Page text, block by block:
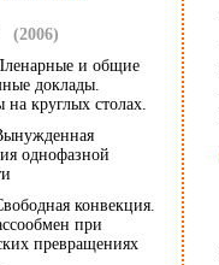
(2006)
и общие
доклады.
на круглых столах.
однофазной
конвекция.
при
превращениях